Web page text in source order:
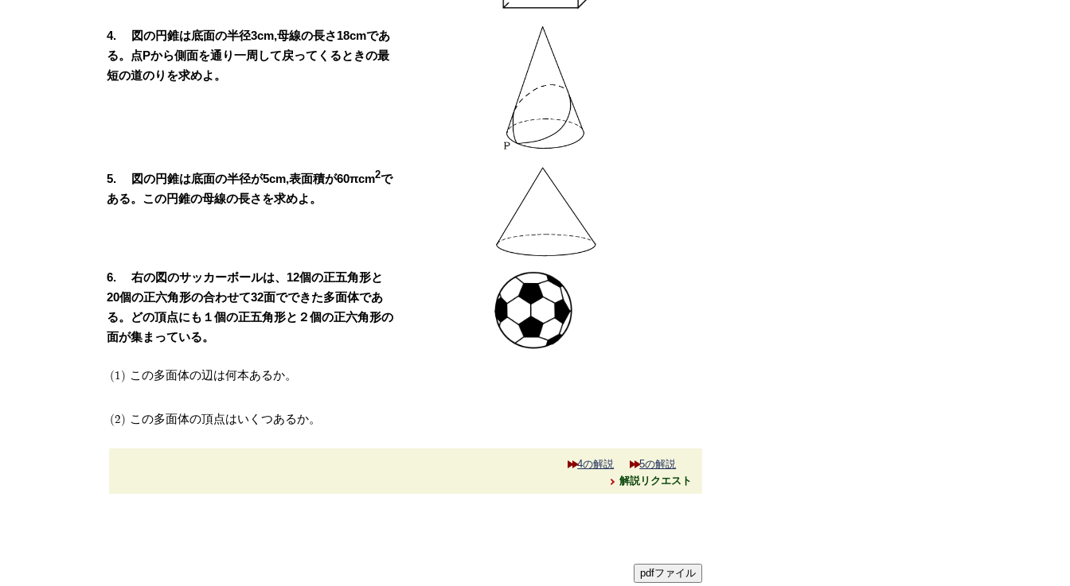
図の円錐は底面の半径3cm,母線の長さ18cmであ
る。点Pから側面を通り一周して戻ってくるときの最
短の道のりを求めよ。
図の円錐は底面の半径が5cm,表面積が60πcm2で
ある。この円錐の母線の長さを求めよ。
右の図のサッカーボールは、12個の正五角形と
20個の正六角形の合わせて32面でできた多面体であ
る。どの頂点にも１個の正五角形と２個の正六角形の
面が集まっている。
(1) この多面体の辺は何本あるか。
(2) この多面体の頂点はいくつあるか。
4の解説 5の解説
解説リクエスト
pdfファイル